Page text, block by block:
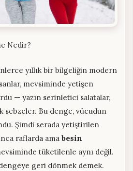
Nedir?
yıllık bir bilgeliğin modern
mevsiminde yetişen
— yazın serinletici salatalar,
sebzeler. Bu denge, vücudun
Şimdi serada yetiştirilen
raflarda ama besin
tüketilenle aynı değil.
geri dönmek demek.